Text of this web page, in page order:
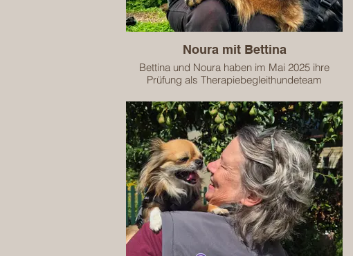
Das Team ist geprüft und zertifiziert bis zum
31.12.2027.
Noura mit Bettina
Bettina und Noura haben im Mai 2025 ihre
Prüfung als Therapiebegleithundeteam
Das Team ist zugelassen für die begleitende
Arbeit in folgenden Bereichen:
Kindergartenkinder
Schulkinder
Senioren
Menschen mit geistiger Behinderung
Das Team ist geprüft und zertifiziert bis zum
31.12.2027.